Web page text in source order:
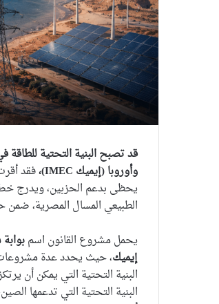
قد تصبح البنية التحتية
وأوروبا (إيميك IMEC)،فقد
يحظى بدعم الحزبين، ويدرج خط
الطبيعي المسال المصرية، ضمن
يحمل مشروع القانون اسم
إيميك، حيث يحدد عدة
البنية التحتية التي يمكن أن
البنية التحتية التي تدعمها